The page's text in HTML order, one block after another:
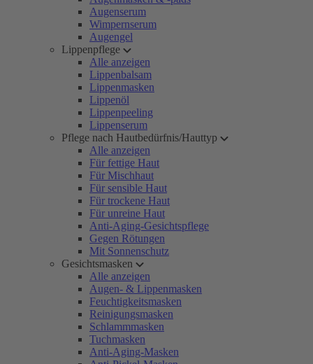
Augenserum
Wimpernserum
Augengel
Lippenpflege
Alle anzeigen
Lippenbalsam
Lippenmasken
Lippenöl
Lippenpeeling
Lippenserum
Pflege nach Hautbedürfnis/Hauttyp
Alle anzeigen
Für fettige Haut
Für Mischhaut
Für sensible Haut
Für trockene Haut
Für unreine Haut
Anti-Aging-Gesichtspflege
Gegen Rötungen
Mit Sonnenschutz
Gesichtsmasken
Alle anzeigen
Augen- & Lippenmasken
Feuchtigkeitsmasken
Reinigungsmasken
Schlammmasken
Tuchmasken
Anti-Aging-Masken